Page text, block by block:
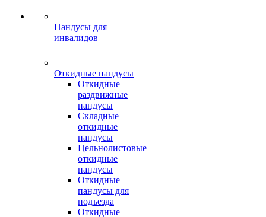
Пандусы для
инвалидов
Откидные пандусы
Откидные
раздвижные
пандусы
Складные
откидные
пандусы
Цельнолистовые
откидные
пандусы
Откидные
пандусы для
подъезда
Откидные